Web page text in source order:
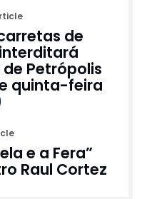
de
Petrópolis
quinta-feira
e a Fera”
Raul Cortez